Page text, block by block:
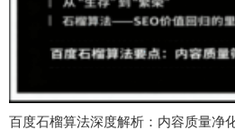
百度石榴算法深度解析：内容质量净